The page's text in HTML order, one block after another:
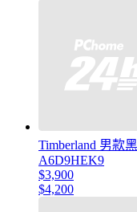
Timberland 男款
A6D9HEK9
$3,900
$4,200